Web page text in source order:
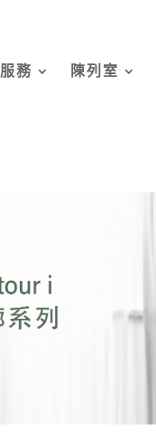
服務 陳列室